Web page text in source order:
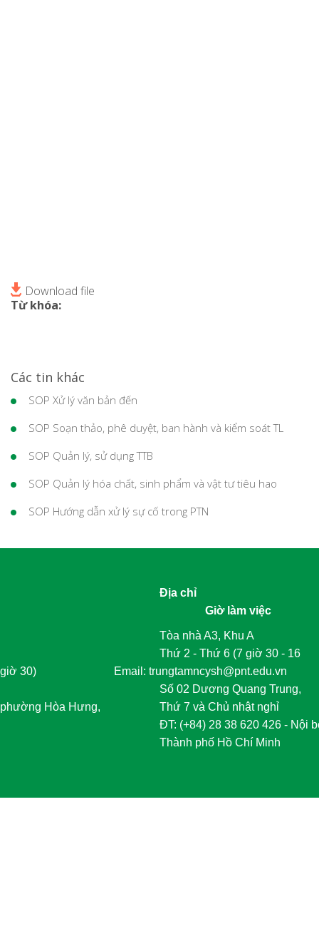
Download file
Từ khóa:
Các tin khác
SOP Xử lý văn bản đến
SOP Soạn thảo, phê duyệt, ban hành và kiểm soát TL
SOP Quản lý, sử dụng TTB
SOP Quản lý hóa chất, sinh phẩm và vật tư tiêu hao
SOP Hướng dẫn xử lý sự cố trong PTN
Địa chỉ
Giờ làm việc
Tòa nhà A3, Khu A
Thứ 2 - Thứ 6 (7 giờ 30 - 16
giờ 30)
	Email: trungtamncysh@pnt.edu.vn
Số 02 Dương Quang Trung,
phường Hòa Hưng,
Thứ 7 và Chủ nhật nghỉ
	ĐT
: (+84) 28 38 620 426 - Nội
Thành phố Hồ Chí Minh